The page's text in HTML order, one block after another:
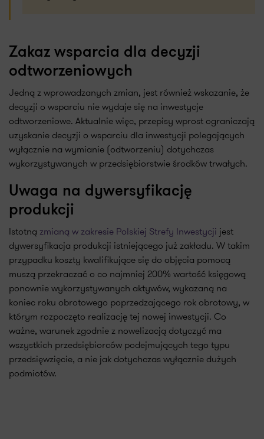
Zakaz wsparcia dla decyzji
odtworzeniowych
Jedną z wprowadzanych zmian, jest również wskazanie, że
decyzji o wsparciu nie wydaje się na inwestycje
odtworzeniowe. Aktualnie więc, przepisy wprost ograniczają
uzyskanie decyzji o wsparciu dla inwestycji polegających
wyłącznie na wymianie (odtworzeniu) dotychczas
wykorzystywanych w przedsiębiorstwie środków trwałych.
Uwaga na dywersyfikację
produkcji
Istotną zmianą w zakresie Polskiej Strefy Inwestycji jest
dywersyfikacja produkcji istniejącego już zakładu. W takim
przypadku koszty kwalifikujące się do objęcia pomocą
muszą przekraczać o co najmniej 200% wartość księgową
ponownie wykorzystywanych aktywów, wykazaną na
koniec roku obrotowego poprzedzającego rok obrotowy, w
którym rozpoczęto realizację tej nowej inwestycji. Co
ważne, warunek zgodnie z nowelizacją dotyczyć ma
wszystkich przedsiębiorców podejmujących tego typu
przedsięwzięcie, a nie jak dotychczas wyłącznie dużych
podmiotów.